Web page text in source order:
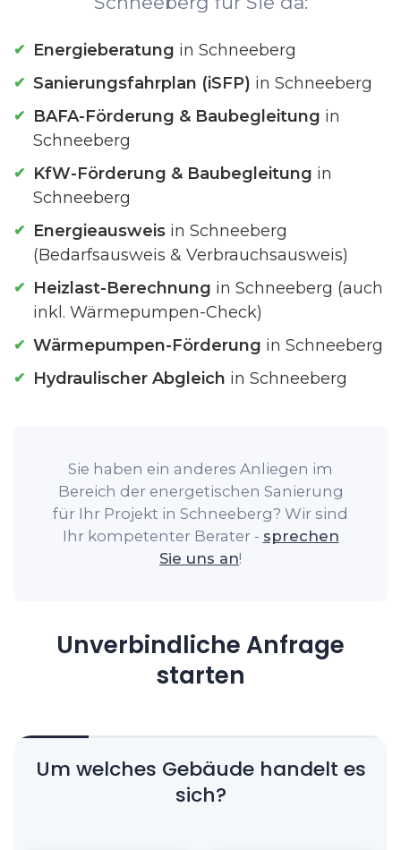
Energieberatung in Schneeberg
Sanierungsfahrplan (iSFP) in Schneeberg
BAFA-Förderung & Baubegleitung in
Schneeberg
KfW-Förderung & Baubegleitung in
Schneeberg
Energieausweis in Schneeberg
(Bedarfsausweis & Verbrauchsausweis)
Heizlast-Berechnung in Schneeberg (auch
inkl. Wärmepumpen-Check)
Wärmepumpen-Förderung in Schneeberg
Hydraulischer Abgleich in Schneeberg
Sie haben ein anderes Anliegen im
Bereich der energetischen Sanierung
für Ihr Projekt in Schneeberg? Wir sind
Ihr kompetenter Berater - sprechen
Sie uns an!
Unverbindliche Anfrage
starten